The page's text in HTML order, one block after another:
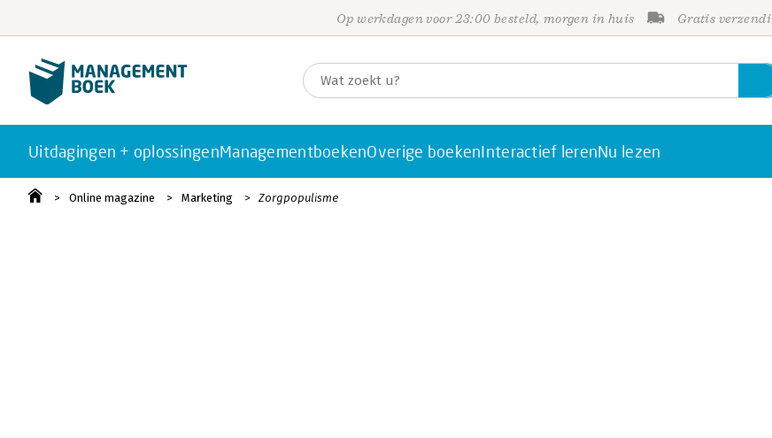
Op werkdagen voor 23:00 besteld, morgen in huis Gratis
Uitdagingen + oplossingenManagementboekenOverige boekenInteractief lerenNu lezen
Online magazine Marketing Zorgpopulisme